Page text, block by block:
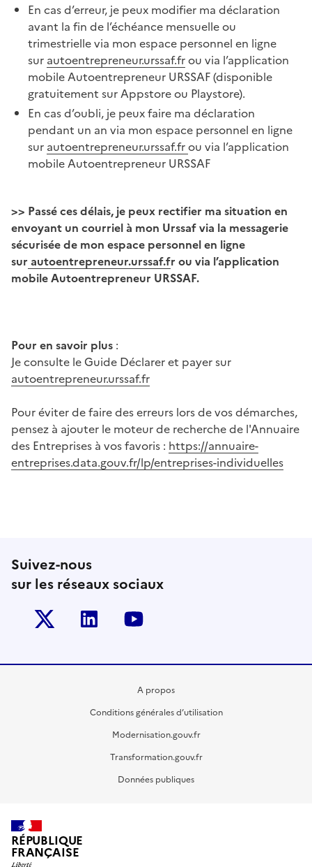
En cas d’erreur, je peux modifier ma déclaration
avant la fin de l’échéance mensuelle ou
trimestrielle via mon espace personnel en ligne
sur autoentrepreneur.urssaf.frou via l’application
mobile Autoentrepreneur URSSAF (disponible
gratuitement sur Appstore ou Playstore).
En cas d’oubli, je peux faire ma déclaration
pendant un an via mon espace personnel en ligne
sur autoentrepreneur.urssaf.frou via l’application
mobile Autoentrepreneur URSSAF
>> Passé ces délais, je peux rectifier ma situation en
envoyant un courriel à mon Urssaf via la messagerie
sécurisée de mon espace personnel en ligne
sur autoentrepreneur.urssaf.fr ou via l’application
mobile Autoentrepreneur URSSAF.
Pour en savoir plus :
Je consulte le Guide Déclarer et payer sur
autoentrepreneur.urssaf.fr
Pour éviter de faire des erreurs lors de vos démarches,
pensez à ajouter le moteur de recherche de l'Annuaire
des Entreprises à vos favoris : https://annuaire-
entreprises.data.gouv.fr/lp/entreprises-individuelles
Suivez-nous
sur les réseaux sociaux
Twitter-x Linkedin
A propos
Conditions générales d’utilisation
Modernisation.gouv.fr
Transformation.gouv.fr
Données publiques
RÉPUBLIQUE
FRANÇAISE